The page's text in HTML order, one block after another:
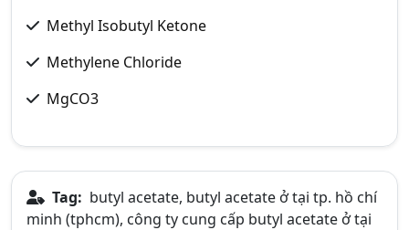
Methyl Isobutyl Ketone
Methylene Chloride
MgCO3
Tag: butyl acetate, butyl acetate ở tại tp. hồ chí
minh (tphcm), công ty cung cấp butyl acetate ở tại